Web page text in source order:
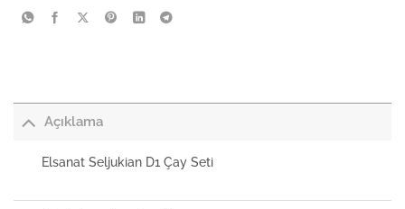
Açıklama
Elsanat Seljukian D1 Çay Seti